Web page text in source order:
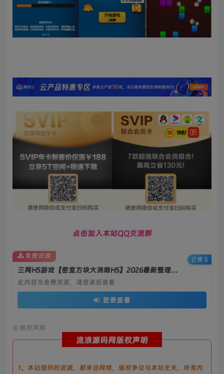
点击加入本站QQ交流群
三网H5游戏【密室方块大消除H5】2026最新整理WIN系服务端+Linux手工服务端+简易客户端+教程
此内容为免费资源，请登录后查看
登录查看
免费资源
已售 5
© 版权声明
流浪源码网版权声明
1、本站提供的资源，都来自网络，版权争议与本站无关，所有内